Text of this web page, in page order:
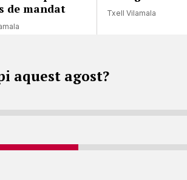
de mandat
Txell Vilamala
aquest agost?